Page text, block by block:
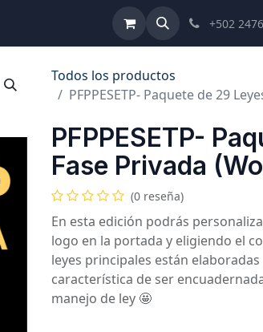
Términos y Condiciones Ayuda +502
Todos los productos
PFPPESETP- Paquete de 29
PFPPESETP-
Fase Privada
(0 reseña)
En esta edición podrás
logo en la portada y eligiendo el
leyes principales están
característica de ser
manejo de ley 🤩